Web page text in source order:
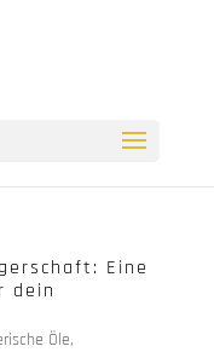
Eine
dein
Öle,